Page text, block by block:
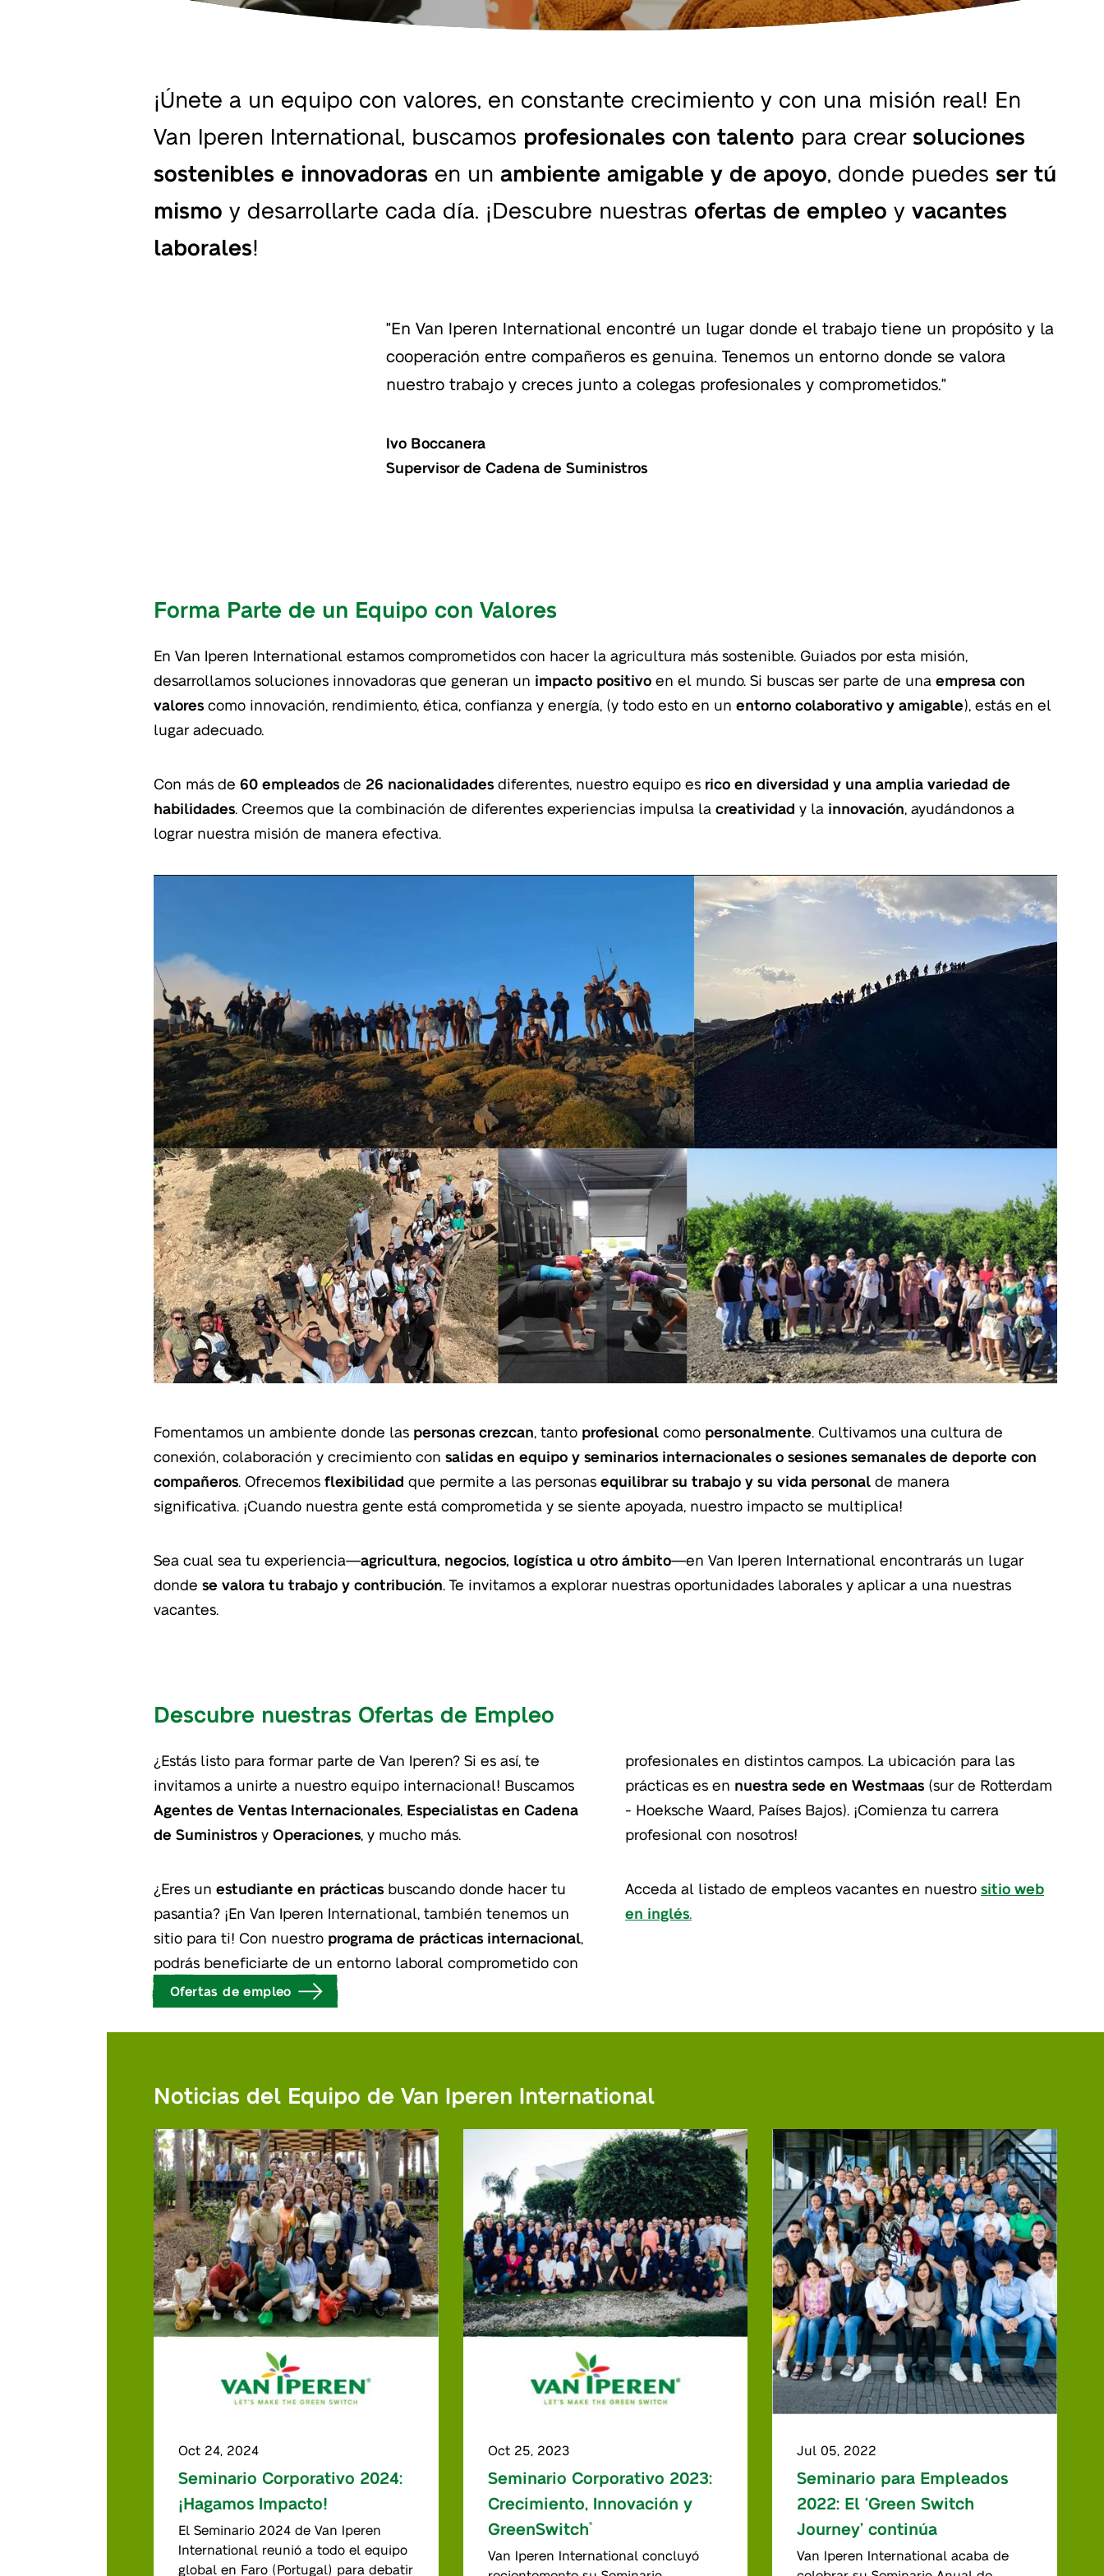
¡Únete a un equipo con valores, en constante crecimiento y con una misión real! En
Van Iperen International, buscamos profesionales con talento para crear soluciones
sostenibles e innovadoras en un ambiente amigable y de apoyo, donde puedes ser tú
mismo y desarrollarte cada día. ¡Descubre nuestras ofertas de empleo y vacantes
laborales!
"En Van Iperen International encontré un lugar donde el trabajo tiene un propósito y la
cooperación entre compañeros es genuina. Tenemos un entorno donde se valora
nuestro trabajo y creces junto a colegas profesionales y comprometidos."
Ivo Boccanera
Supervisor de Cadena de Suministros
Forma Parte de un Equipo con Valores
En Van Iperen International estamos comprometidos con hacer la agricultura más sostenible. Guiados por esta misión,
desarrollamos soluciones innovadoras que generan un impacto positivo en el mundo. Si buscas ser parte de una empresa con
valores como innovación, rendimiento, ética, confianza y energía, (y todo esto en un entorno colaborativo y amigable), estás en el
lugar adecuado.
Con más de 60 empleados de 26 nacionalidades diferentes, nuestro equipo es rico en diversidad y una amplia variedad de
habilidades . Creemos que la combinación de diferentes experiencias impulsa la creatividad y la innovación , ayudándonos a
lograr nuestra misión de manera efectiva.
Fomentamos un ambiente donde las personas crezcan , tanto profesional como personalmente . Cultivamos una cultura de
conexión, colaboración y crecimiento con salidas en equipo y seminarios internacionales o sesiones semanales de deporte con
compañeros . Ofrecemos flexibilidad que permite a las personas equilibrar su trabajo y su vida personal de manera
significativa. ¡Cuando nuestra gente está comprometida y se siente apoyada, nuestro impacto se multiplica!
Sea cual sea tu experiencia—agricultura, negocios, logística u otro ámbito—en Van Iperen International encontrarás un lugar
donde se valora tu trabajo y contribución . Te invitamos a explorar nuestras oportunidades laborales y aplicar a una nuestras
vacantes.
Descubre nuestras Ofertas de Empleo
¿Estás listo para formar parte de Van Iperen? Si es así, te
invitamos a unirte a nuestro equipo internacional! Buscamos
Agentes de Ventas Internacionales Especialistas en Cadena
de Suministros y Operaciones , y mucho más.
¿Eres un estudiante en prácticas buscando donde hacer tu
pasantia? ¡En Van Iperen International, también tenemos un
sitio para ti! Con nuestro programa de prácticas internacional
podrás beneficiarte de un entorno laboral comprometido con
profesionales en distintos campos. La ubicación para las
prácticas es en nuestra sede en Westmaas (sur de Rotterdam
- Hoeksche Waard, Países Bajos). ¡Comienza tu carrera
profesional con nosotros!
Acceda al listado de empleos vacantes en nuestro sitio web
en inglés
Ofertas de empleo
Noticias del Equipo de Van Iperen International
Oct 24, 2024
Seminario Corporativo 2024:
¡Hagamos Impacto!
El Seminario 2024 de Van Iperen
International reunió a todo el equipo
global en Faro (Portugal) para debatir
Oct 25, 2023
Seminario Corporativo 2023:
Crecimiento, Innovación y
GreenSwitch®
Van Iperen International concluyó
Jul 05, 2022
Seminario para Empleados
2022: El ‘Green Switch
Journey’ continúa
Van Iperen International acaba de